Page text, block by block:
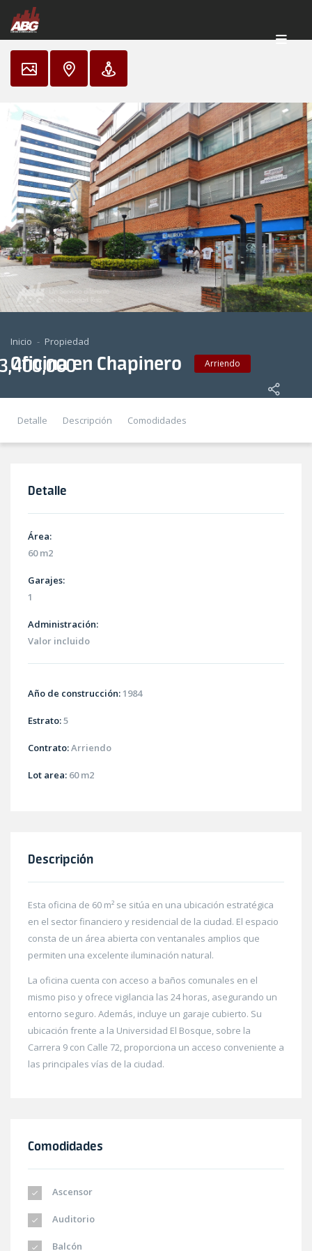
Inicio Propiedad
Oficina en Chapinero Arriendo
Detalle Descripción Comodidades
Detalle
Área:
60 m2
Garajes:
1
Administración:
Valor incluido
Año de construcción: 1984
Estrato:5
Contrato:Arriendo
Lot area: 60 m2
Descripción
Esta oficina de 60 m² se sitúa en una ubicación estratégica
en el sector financiero y residencial de la ciudad. El espacio
consta de un área abierta con ventanales amplios que
permiten una excelente iluminación natural.
La oficina cuenta con acceso a baños comunales en el
mismo piso y ofrece vigilancia las 24 horas, asegurando un
entorno seguro. Además, incluye un garaje cubierto. Su
ubicación frente a la Universidad El Bosque, sobre la
Carrera 9 con Calle 72, proporciona un acceso conveniente a
las principales vías de la ciudad.
Comodidades
Ascensor
Auditorio
Balcón